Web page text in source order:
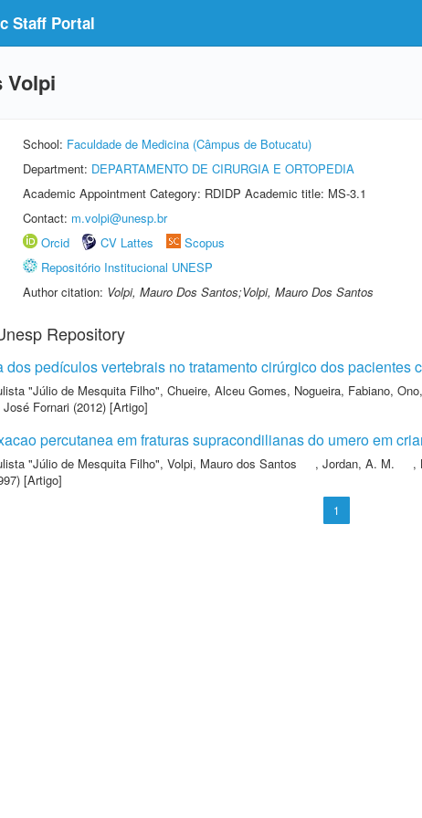
Staff Portal
Volpi
School: Faculdade de Medicina (Câmpus de Botucatu)
Department: DEPARTAMENTO DE CIRURGIA E ORTOPEDIA
Academic Appointment Category: RDIDP Academic title: MS-3.1
Contact: m.volpi@unesp.br
Orcid
CV Lattes
Scopus
Repositório Institucional UNESP
Author citation: Volpi, Mauro Dos Santos;Volpi, Mauro Dos Santos
Repository
dos pedículos vertebrais no tratamento cirúrgico dos
"Júlio de Mesquita Filho", Chueire, Alceu Gomes, Nogueira, Fabiano,
Fornari (2012) [Artigo]
percutanea em fraturas supracondilianas do umero em
"Júlio de Mesquita Filho", Volpi, Mauro dos Santos , Jordan, A. M. ,
[Artigo]
1